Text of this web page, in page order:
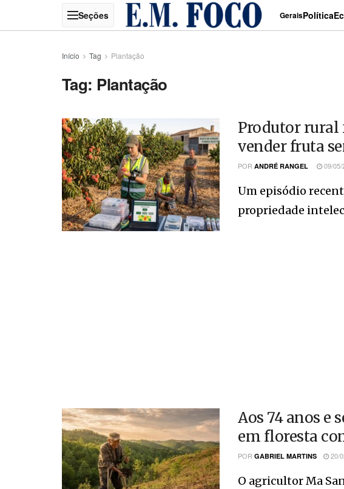
GeraisPolítica
Início Tag Plantação
Tag: Plantação
Produtor rural
vender fruta
POR ANDRÉ RANGEL 09/05/
Um episódio
propriedade
Aos 74 anos e
em floresta
POR GABRIEL MARTINS 20/
O agricultor Ma